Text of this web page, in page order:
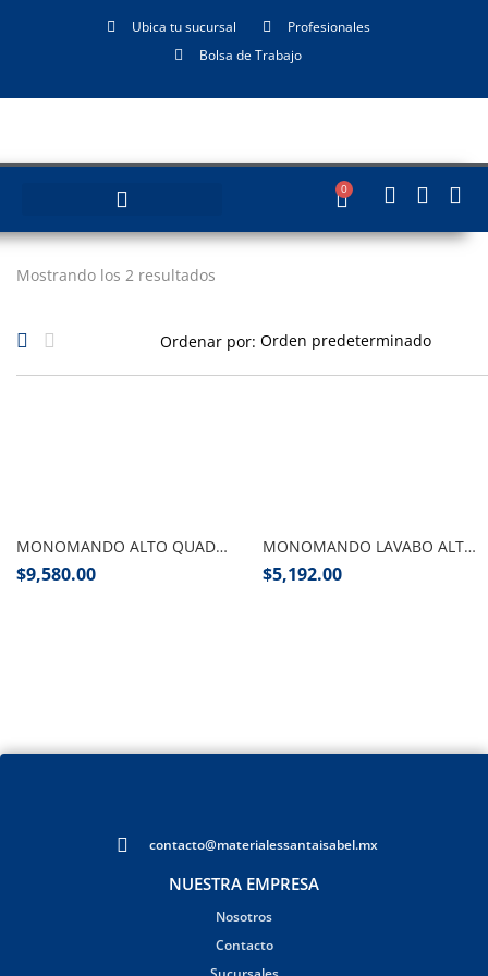
Ubica tu sucursal
Profesionales
Bolsa de Trabajo
0
Mostrando los 2 resultados
Ordenar por:
MONOMANDO ALTO QUADRATTO CROMO WASSER
$9,580.00
MONOMANDO LAVABO ALTO ELIPSE CROMO TB25.031 TECNO
$5,192.00
contacto@materialessantaisabel.mx
NUESTRA EMPRESA
Nosotros
Contacto